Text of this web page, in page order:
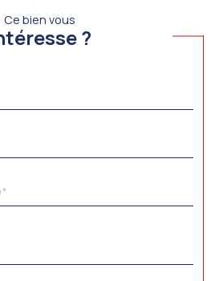
Ce bien vous
?